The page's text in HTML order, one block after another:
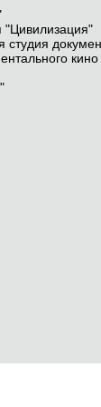
"Цивилизация"
студия
кино